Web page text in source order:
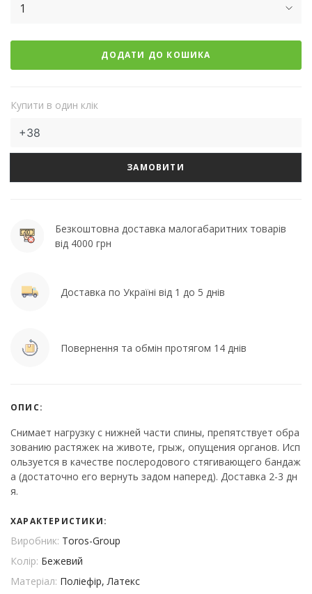
1
ДОДАТИ ДО КОШИКА
Купити в один клік
ЗАМОВИТИ
Безкоштовна доставка малогабаритних товарів
від 4000 грн
Доставка по Україні від 1 до 5 днів
Повернення та обмін протягом 14 днів
ОПИС:
Снимает нагрузку с нижней части спины, препятствует обра
зованию растяжек на животе, грыж, опущения органов. Исп
ользуется в качестве послеродового стягивающего бандаж
а (достаточно его вернуть задом наперед). Доставка 2-3 дн
я.
ХАРАКТЕРИСТИКИ:
Виробник: Toros-Group
Колір: Бежевий
Матеріал: Поліефір, Латекс